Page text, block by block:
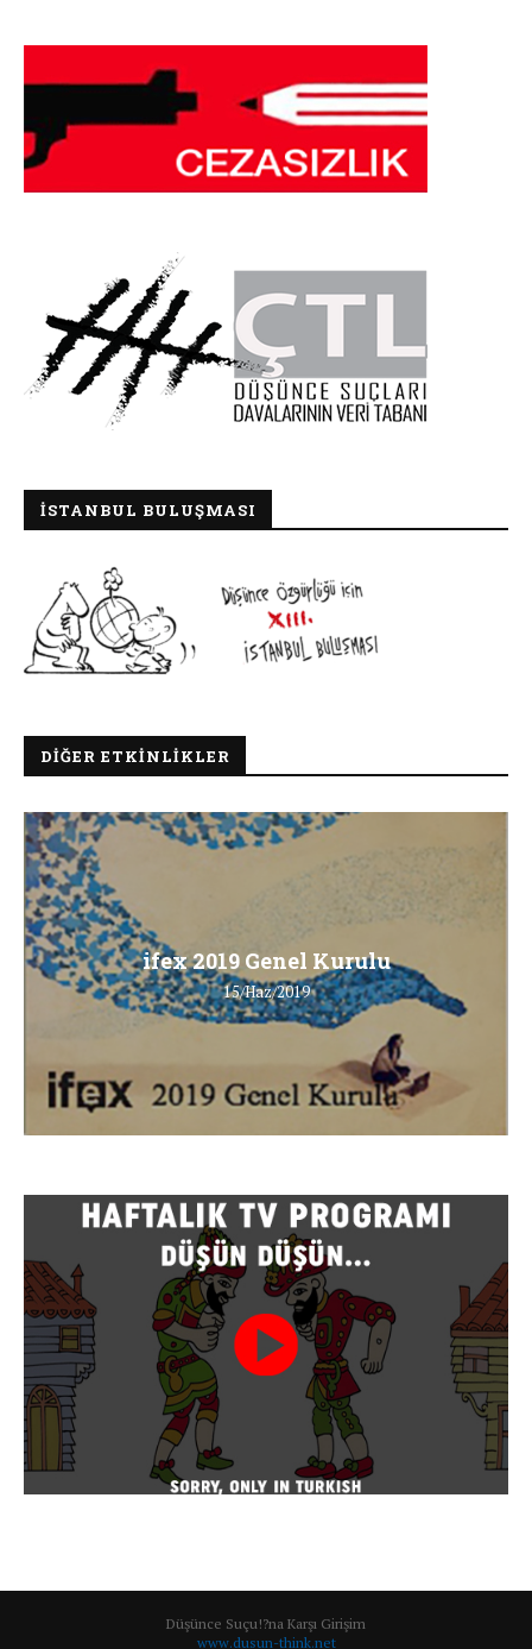
İSTANBUL BULUŞMASI
DIĞER ETKINLIKLER
ifex 2019 Genel Kurulu
15/Haz/2019
Düşünce Suçu!?na Karşı Girişim
www.dusun-think.net